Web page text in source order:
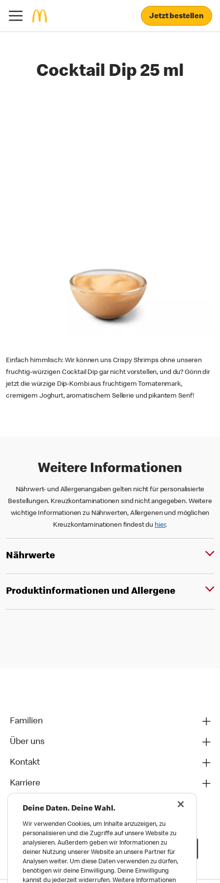
Jetzt bestellen
Cocktail Dip 25 ml
Einfach himmlisch: Wir können uns Crispy Shrimps ohne unseren
fruchtig-würzigen Cocktail Dip gar nicht vorstellen, und du? Gönn dir
jetzt die würzige Dip-Kombi aus fruchtigem Tomatenmark,
cremigem Joghurt, aromatischem Sellerie und pikantem Senf!
Weitere Informationen
Nährwert- und Allergenangaben gelten nicht für personalisierte
Bestellungen. Kreuzkontaminationen sind nicht angegeben. Weitere
wichtige Informationen zu Nährwerten, Allergenen und möglichen
Kreuzkontaminationen findest du hier.
Nährwerte
Produktinformationen und Allergene
Familien
Über uns
Kontakt
Karriere
Deine Daten. Deine Wahl.
Wir verwenden Cookies, um Inhalte anzuzeigen, zu
personalisieren und die Zugriffe auf unsere Website zu
analysieren. Außerdem geben wir Informationen zu
deiner Nutzung unserer Website an unsere Partner für
Analysen weiter. Um diese Daten verwenden zu dürfen,
benötigen wir deine Einwilligung. Deine Einwilligung
kannst du jederzeit widerrufen. Weitere Informationen